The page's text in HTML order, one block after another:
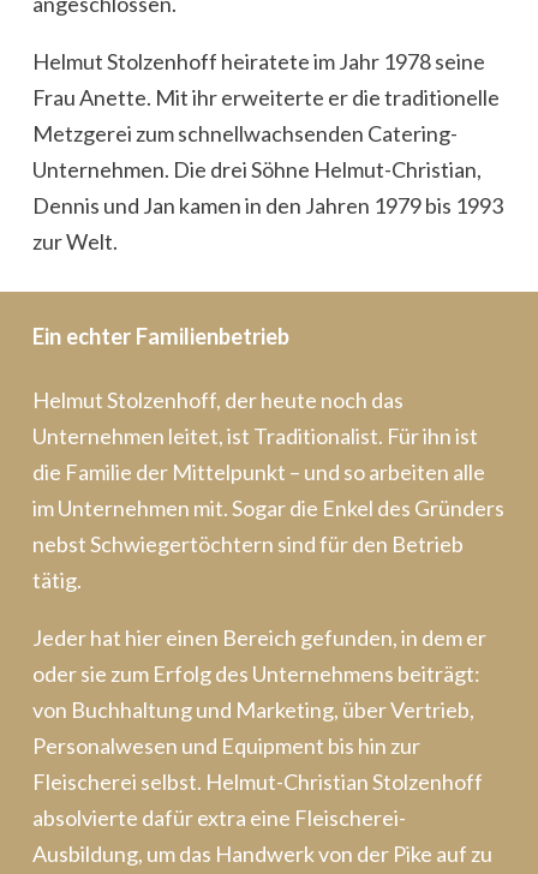
Helmut Stolzenhoff heiratete im Jahr 1978 seine
Frau Anette. Mit ihr erweiterte er die traditionelle
Metzgerei zum schnellwachsenden Catering-
Unternehmen. Die drei Söhne Helmut-Christian,
Dennis und Jan kamen in den Jahren 1979 bis 1993
zur Welt.
Ein echter Familienbetrieb
Helmut Stolzenhoff, der heute noch das
Unternehmen leitet, ist Traditionalist. Für ihn ist
die Familie der Mittelpunkt – und so arbeiten alle
im Unternehmen mit. Sogar die Enkel des Gründers
nebst Schwiegertöchtern sind für den Betrieb
tätig.
Jeder hat hier einen Bereich gefunden, in dem er
oder sie zum Erfolg des Unternehmens beiträgt:
von Buchhaltung und Marketing, über Vertrieb,
Personalwesen und Equipment bis hin zur
Fleischerei selbst. Helmut-Christian Stolzenhoff
absolvierte dafür extra eine Fleischerei-
Ausbildung, um das Handwerk von der Pike auf zu